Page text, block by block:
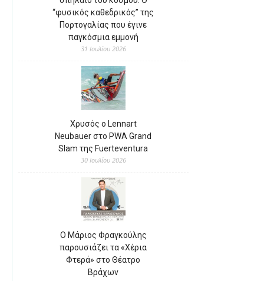
“φυσικός καθεδρικός” της
Πορτογαλίας που έγινε
παγκόσμια εμμονή
31 Ιουλίου 2026
Χρυσός ο Lennart
Neubauer στο PWA Grand
Slam της Fuerteventura
30 Ιουλίου 2026
Ο Μάριος Φραγκούλης
παρουσιάζει τα «Χέρια
Φτερά» στο Θέατρο
Βράχων